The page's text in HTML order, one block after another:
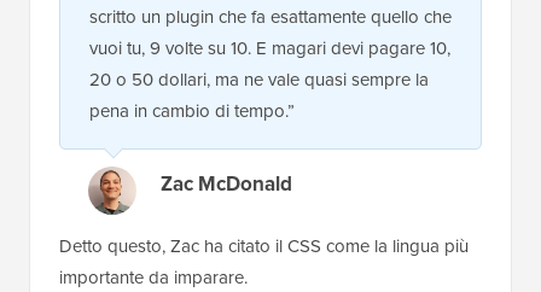
scritto un plugin che fa esattamente quello che
vuoi tu, 9 volte su 10. E magari devi pagare 10,
20 o 50 dollari, ma ne vale quasi sempre la
pena in cambio di tempo.”
Zac McDonald
Detto questo, Zac ha citato il CSS come la lingua più
importante da imparare.